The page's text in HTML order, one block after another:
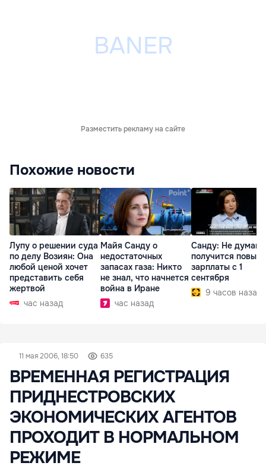
Разместить рекламу на сайте
Похожие новости
Лупу о решении суда
по делу Возиян: Она
любой ценой хочет
представить себя
жертвой
час назад
Майя Санду о
недостаточных
запасах газа: Никто
не знал, что начнется
война в Иране
час назад
Санду: Не думаю,
получится
зарплаты с 1
сентября
9 часов назад
11 мая 2006, 18:50 635
ВРЕМЕННАЯ РЕГИСТРАЦИЯ
ПРИДНЕСТРОВСКИХ
ЭКОНОМИЧЕСКИХ АГЕНТОВ
ПРОХОДИТ В НОРМАЛЬНОМ
РЕЖИМЕ